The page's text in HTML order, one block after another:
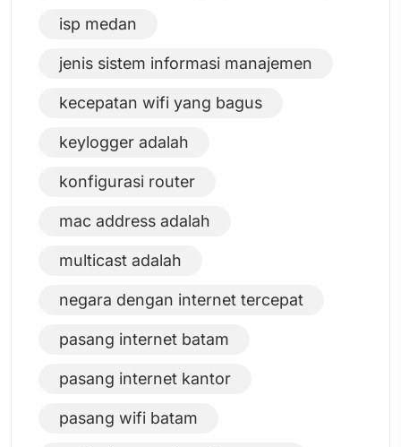
isp medan
jenis sistem informasi manajemen
kecepatan wifi yang bagus
keylogger adalah
konfigurasi router
mac address adalah
multicast adalah
negara dengan internet tercepat
pasang internet batam
pasang internet kantor
pasang wifi batam